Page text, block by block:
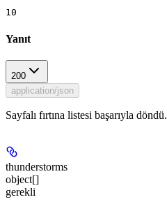
10
Yanıt
200
application/json
Sayfalı fırtına listesi başarıyla döndü.
thunderstorms
object[]
gerekli